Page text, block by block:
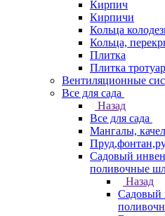
Кирпич
Кирпичи
Кольца
Кольца,
Плитка
Плитка
Вентиляционные
Все для сада
Назад
Все для сада
Мангалы,
Садовый
поливочные
Назад
Садовый